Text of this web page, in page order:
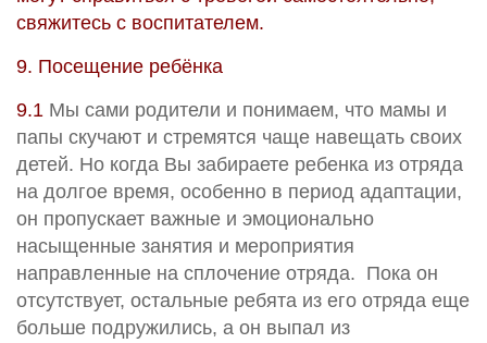
свяжитесь с воспитателем.
9. Посещение ребёнка
9.1 Мы сами родители и понимаем, что мамы и
папы скучают и стремятся чаще навещать своих
детей. Но когда Вы забираете ребенка из отряда
на долгое время, особенно в период адаптации,
он пропускает важные и эмоционально
насыщенные занятия и мероприятия
направленные на сплочение отряда. Пока он
отсутствует, остальные ребята из его отряда еще
больше подружились, а он выпал из